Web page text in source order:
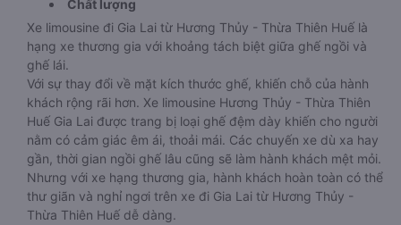
Chất lượng
Xe limousine đi Gia Lai từ Hương Thủy - Thừa Thiên Huế là
hạng xe thương gia với khoảng tách biệt giữa ghế ngồi và
ghế lái.
Với sự thay đổi về mặt kích thước ghế, khiến chỗ của hành
khách rộng rãi hơn. Xe limousine Hương Thủy - Thừa Thiên
Huế Gia Lai được trang bị loại ghế đệm dày khiến cho người
nằm có cảm giác êm ái, thoải mái. Các chuyến xe dù xa hay
gần, thời gian ngồi ghế lâu cũng sẽ làm hành khách mệt mỏi.
Nhưng với xe hạng thương gia, hành khách hoàn toàn có thể
thư giãn và nghỉ ngơi trên xe đi Gia Lai từ Hương Thủy -
Thừa Thiên Huế dễ dàng.